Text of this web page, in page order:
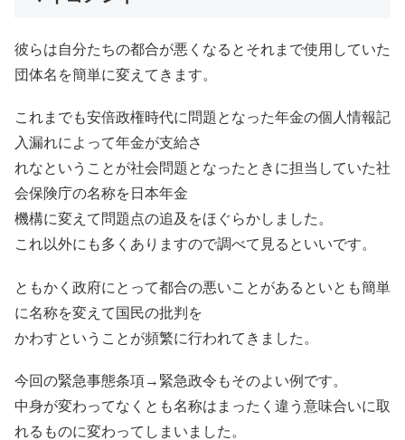
彼らは自分たちの都合が悪くなるとそれまで使用していた
団体名を簡単に変えてきます。
これまでも安倍政権時代に問題となった年金の個人情報記
入漏れによって年金が支給さ
れなということが社会問題となったときに担当していた社
会保険庁の名称を日本年金
機構に変えて問題点の追及をほぐらかしました。
これ以外にも多くありますので調べて見るといいです。
ともかく政府にとって都合の悪いことがあるといとも簡単
に名称を変えて国民の批判を
かわすということが頻繁に行われてきました。
今回の緊急事態条項→緊急政令もそのよい例です。
中身が変わってなくとも名称はまったく違う意味合いに取
れるものに変わってしまいました。